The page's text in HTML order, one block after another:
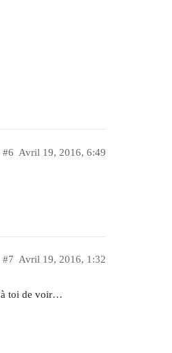
Avril 19, 2016, 6:49
#6
Avril 19, 2016, 1:32
#7
à toi de voir…